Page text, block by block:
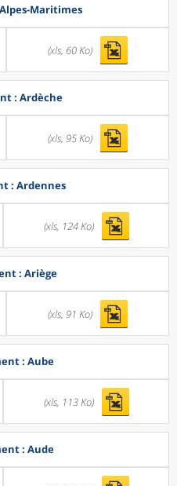
Maritimes
(xls, 60 Ko)
: Ardèche
(xls, 95 Ko)
: Ardennes
(xls, 124 Ko)
: Ariège
(xls, 91 Ko)
: Aube
(xls, 113 Ko)
: Aude